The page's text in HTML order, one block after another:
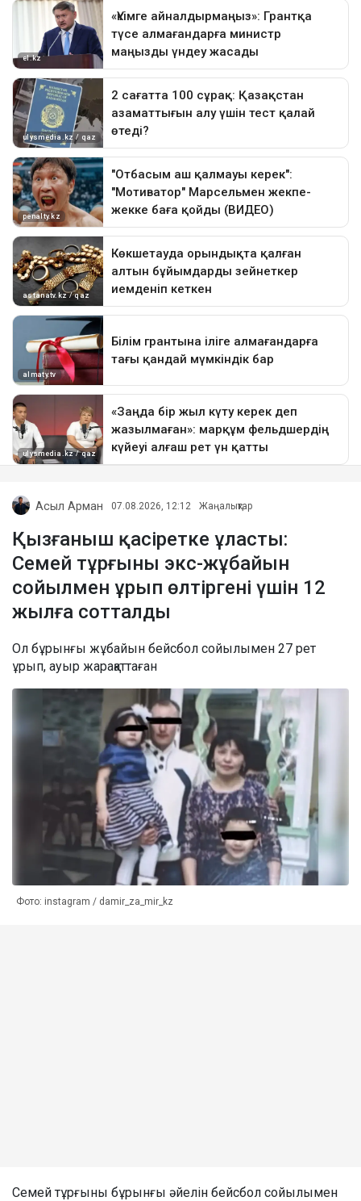
Асыл Арман 07.08.2026, 12:12 Жаңалықтар
Қызғаныш қасіретке ұласты:
Семей тұрғыны экс-жұбайын
сойылмен ұрып өлтіргені үшін 12
жылға сотталды
Ол бұрынғы жұбайын бейсбол сойылымен 27 рет
ұрып, ауыр жарақаттаған
Фото: instagram / damir_za_mir_kz
Семей тұрғыны бұрынғы әйелін бейсбол сойылымен